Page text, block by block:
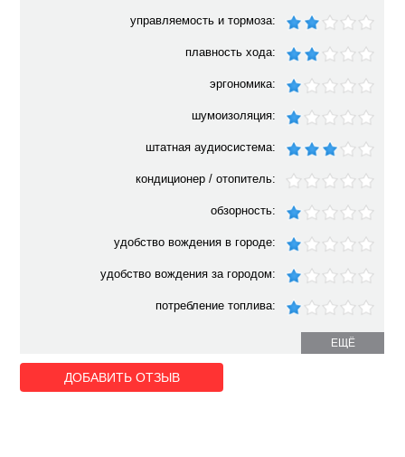
управляемость и тормоза:
плавность хода:
эргономика:
шумоизоляция:
штатная аудиосистема:
кондиционер / отопитель:
обзорность:
удобство вождения в городе:
удобство вождения за городом:
потребление топлива:
ЕЩЁ
ДОБАВИТЬ ОТЗЫВ